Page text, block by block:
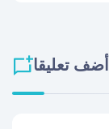
أضف تعليقا